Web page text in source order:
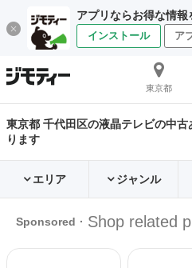
アプリならお得な情報
インストール ア
東京都
東京都 千代田区の液晶テレビの中古
ります
エリア ジャンル